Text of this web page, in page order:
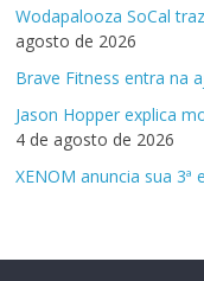
Wodapalooza SoCal
agosto de 2026
Brave Fitness entra na
Jason Hopper explica
4 de agosto de 2026
XENOM anuncia sua 3ª